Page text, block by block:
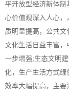
平开放型经济新体
心价值观深入人心
质明显提高，公共
文化生活日益丰富
一步增强;生态文明
化，生产生活方式绿
效率大幅提高，主要